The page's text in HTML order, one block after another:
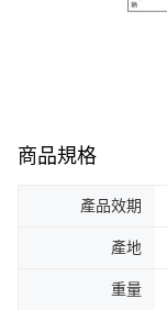
商品規格
產品效期
產地
重量